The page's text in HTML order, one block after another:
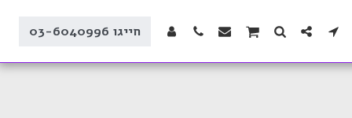
חייגו 03-6040996